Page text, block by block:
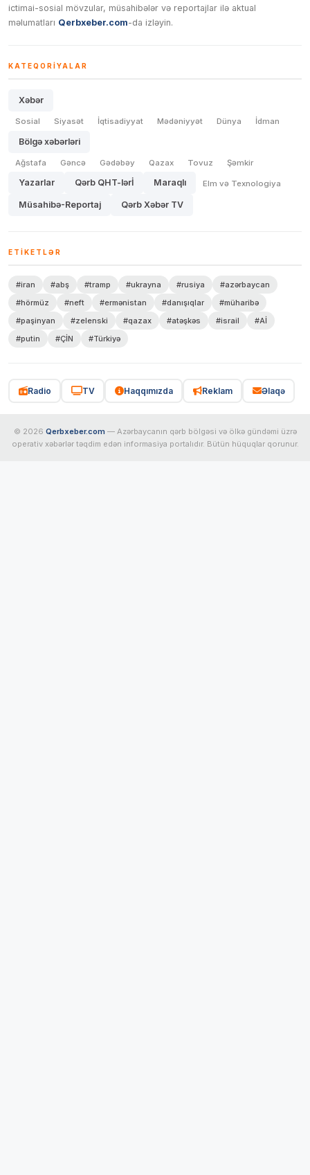
ictimai-sosial mövzular, müsahibələr və reportajlar ilə aktual
məlumatları Qerbxeber.com-da izləyin.
KATEQORIYALAR
Xəbər
Sosial Siyasət İqtisadiyyat Mədəniyyət Dünya İdman
Bölgə xəbərləri
Ağstafa Gəncə Gədəbəy Qazax Tovuz Şəmkir
Yazarlar Qərb QHT-lərİ Maraqlı Elm və Texnologiya
Müsahibə-Reportaj Qərb Xəbər TV
ETIKETLƏR
#iran #abş #tramp #ukrayna #rusiya
#azərbaycan
#hörmüz
#neft #ermənistan #danışıqlar
#müharibə
#paşinyan
#zelenski #qazax #atəşkəs #israil
#Aİ
#putin
#ÇİN #Türkiyə
Radio TV Haqqımızda Reklam Əlaqə
© 2026 Qerbxeber.com — Azərbaycanın qərb bölgəsi və ölkə gündəmi üzrə
operativ xəbərlər təqdim edən informasiya portalıdır. Bütün hüquqlar qorunur.